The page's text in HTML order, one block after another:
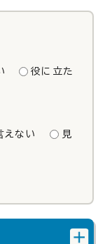
役に立た
えない
見